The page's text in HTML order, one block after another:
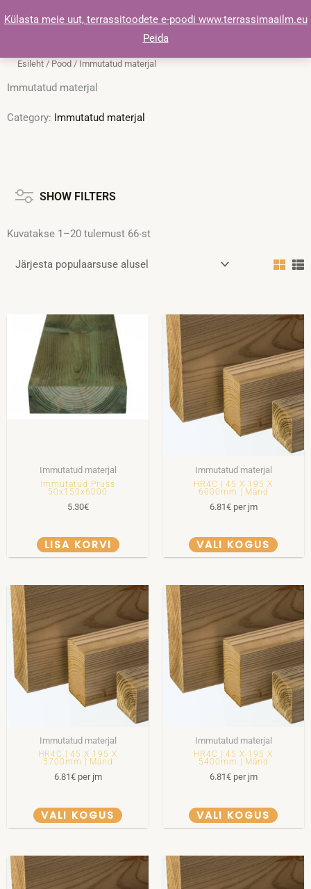
Külasta meie uut, terrassitoodete e-poodi www.terrassimaailm.eu
Peida
to
Esileht / Pood / Immutatud materjal
Immutatud materjal
Category: Immutatud materjal
SHOW FILTERS
Kuvatakse 1–20 tulemust 66-st
Immutatud materjal
Immutatud Pruss
50x150x6000
5.30€
LISA KORVI
Immutatud materjal
HR4C | 45 X 195 X
6000mm | Mänd
6.81€per jm
VALI KOGUS
Immutatud materjal
HR4C | 45 X 195 X
5700mm | Mänd
6.81€per jm
VALI KOGUS
Immutatud materjal
HR4C | 45 X 195 X
5400mm | Mänd
6.81€per jm
VALI KOGUS